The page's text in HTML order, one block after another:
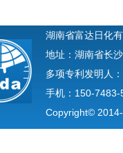
湖南省富达日化
地址：湖南省长
多项专利发明人
手机：150-
Copyright©